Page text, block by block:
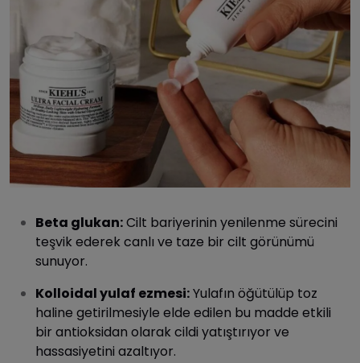
Beta glukan:Cilt bariyerinin yenilenme sürecini
teşvik ederek canlı ve taze bir cilt görünümü
sunuyor.
Kolloidal yulaf ezmesi:Yulafın öğütülüp toz
haline getirilmesiyle elde edilen bu madde etkili
bir antioksidan olarak cildi yatıştırıyor ve
hassasiyetini azaltıyor.